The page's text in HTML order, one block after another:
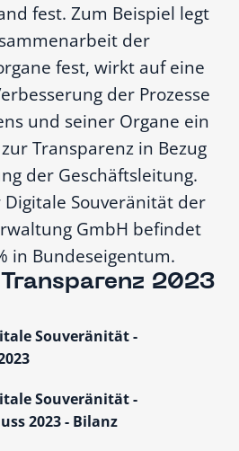
fest. Zum Beispiel legt
der
fest, wirkt auf eine
der Prozesse
und seiner Organe ein
Transparenz in Bezug
der Geschäftsleitung.
Souveränität der
GmbH befindet
in Bundeseigentum.
2023
Souveränität -
Souveränität -
2023 - Bilanz